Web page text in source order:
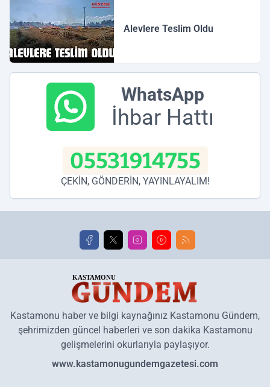
Alevlere Teslim Oldu
WhatsApp
İhbar Hattı
05531914755
ÇEKİN, GÖNDERİN, YAYINLAYALIM!
Kastamonu haber ve bilgi kaynağınız Kastamonu Gündem,
şehrimizden güncel haberleri ve son dakika Kastamonu
gelişmelerini okurlarıyla paylaşıyor.
www.kastamonugundemgazetesi.com